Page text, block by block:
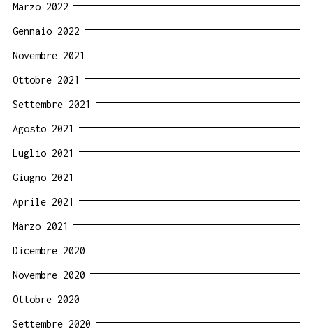
Marzo 2022
Gennaio 2022
Novembre 2021
Ottobre 2021
Settembre 2021
Agosto 2021
Luglio 2021
Giugno 2021
Aprile 2021
Marzo 2021
Dicembre 2020
Novembre 2020
Ottobre 2020
Settembre 2020